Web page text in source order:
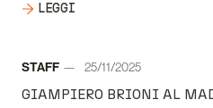
LEGGI
Autore:
STAFF
25/11/2025
GIAMPIERO BRIONI AL